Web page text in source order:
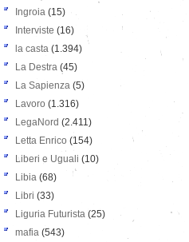
Ingroia (15)
Interviste (16)
la casta (1.394)
La Destra (45)
La Sapienza (5)
Lavoro (1.316)
LegaNord (2.411)
Letta Enrico (154)
Liberi e Uguali (10)
Libia (68)
Libri (33)
Liguria Futurista (25)
mafia (543)